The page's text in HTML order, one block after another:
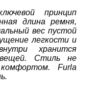
принцип
длина ремня,
вес пустой
легкости и
хранится
вещей. Стиль не
Furla